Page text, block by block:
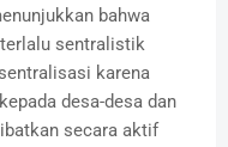
bahwa
sentralistik
karena
desa-desa dan
secara aktif